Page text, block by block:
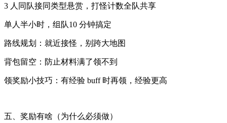
3 人同队接同类型悬赏，打怪计数全队共享
单人半小时，组队10 分钟搞定
路线规划：就近接怪，别跨大地图
背包留空：防止材料满了领不到
领奖励小技巧：有经验 buff 时再领，经验更高
五、奖励有啥（为什么必须做）